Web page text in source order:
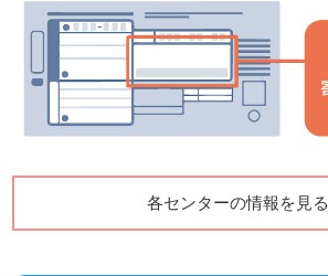
各センターの情報を見る